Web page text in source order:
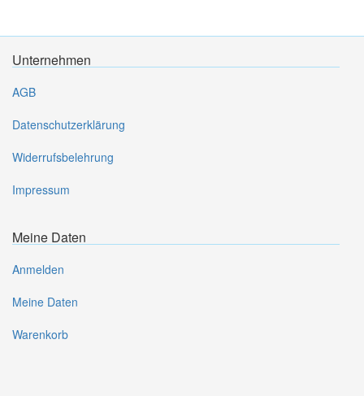
Unternehmen
AGB
Datenschutzerklärung
Widerrufsbelehrung
Impressum
Meine Daten
Anmelden
Meine Daten
Warenkorb